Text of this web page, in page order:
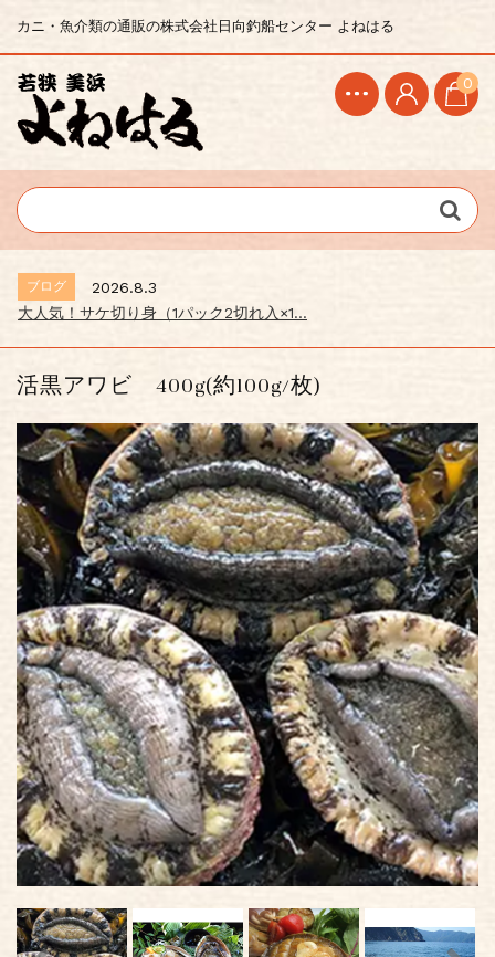
カニ・魚介類の通販の株式会社日向釣船センター よねはる
0
ブログ
2026.8.3
大人気！サケ切り身（1パック2切れ入×1...
活黒アワビ 400g(約100g/枚)